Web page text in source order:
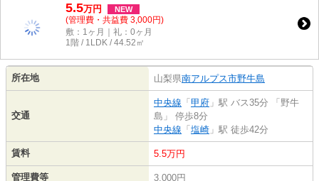
5.5万円 NEW
(管理費・共益費 3,000円)
敷：1ヶ月｜礼：0ヶ月
1階 / 1LDK / 44.52㎡
所在地 山梨県南アルプス市野牛島
交通
中央線 「 甲府 」駅 バス35分 「野牛
島」 停歩8分
中央線 「 塩崎 」駅 徒歩42分
賃料 5.5万円
管理費等 3,000円